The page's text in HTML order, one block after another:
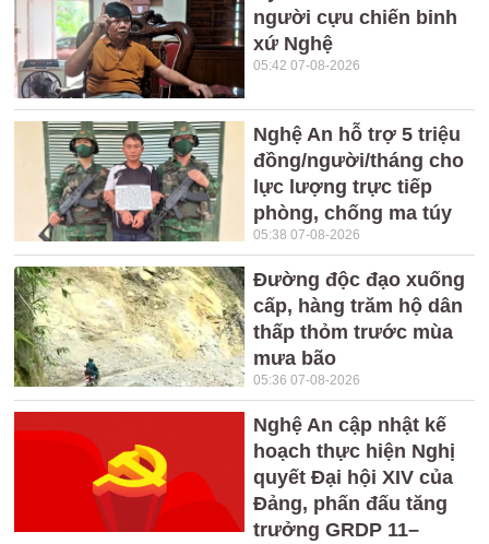
người cựu chiến binh
xứ Nghệ
05:42 07-08-2026
Nghệ An hỗ trợ 5 triệu
đồng/người/tháng cho
lực lượng trực tiếp
phòng, chống ma túy
05:38 07-08-2026
Đường độc đạo xuống
cấp, hàng trăm hộ dân
thấp thỏm trước mùa
mưa bão
05:36 07-08-2026
Nghệ An cập nhật kế
hoạch thực hiện Nghị
quyết Đại hội XIV của
Đảng, phấn đấu tăng
trưởng GRDP 11–